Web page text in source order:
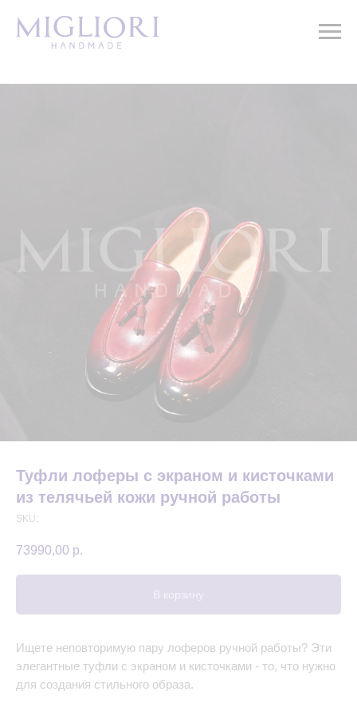
Туфли лоферы с экраном и кисточками
из телячьей кожи ручной работы
SKU:
73990,00 р.
В корзину
Ищете неповторимую пару лоферов ручной работы? Эти
элегантные туфли с экраном и кисточками - то, что нужно
для создания стильного образа.